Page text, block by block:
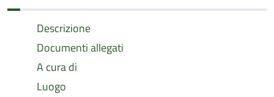
Descrizione
Documenti allegati
A cura di
Luogo